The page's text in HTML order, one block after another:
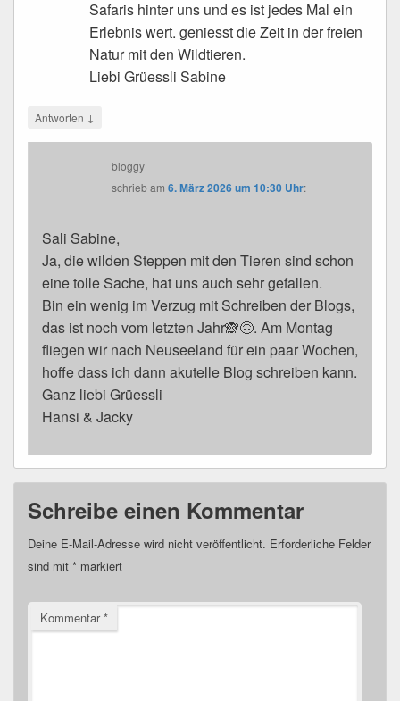
Safaris hinter uns und es ist jedes Mal ein
Erlebnis wert. geniesst die Zeit in der freien
Natur mit den Wildtieren.
Liebi Grüessli Sabine
Antworten ↓
bloggy
schriebam6. März 2026 um 10:30 Uhr:
Sali Sabine,
Ja, die wilden Steppen mit den Tieren sind schon
eine tolle Sache, hat uns auch sehr gefallen.
Bin ein wenig im Verzug mit Schreiben der Blogs,
das ist noch vom letzten Jahr🙈🙃. Am Montag
fliegen wir nach Neuseeland für ein paar Wochen,
hoffe dass ich dann akutelle Blog schreiben kann.
Ganz liebi Grüessli
Hansi & Jacky
Schreibe einen Kommentar
Deine E-Mail-Adresse wird nicht veröffentlicht. Erforderliche Felder
sind mit * markiert
Kommentar*